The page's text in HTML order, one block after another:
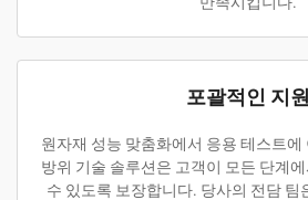
포괄적인 지원
원자재 성능 맞춤화에서 응용 테스트에
방위 기술 솔루션은 고객이 모든 단계
수 있도록 보장합니다. 당사의 전담 팀